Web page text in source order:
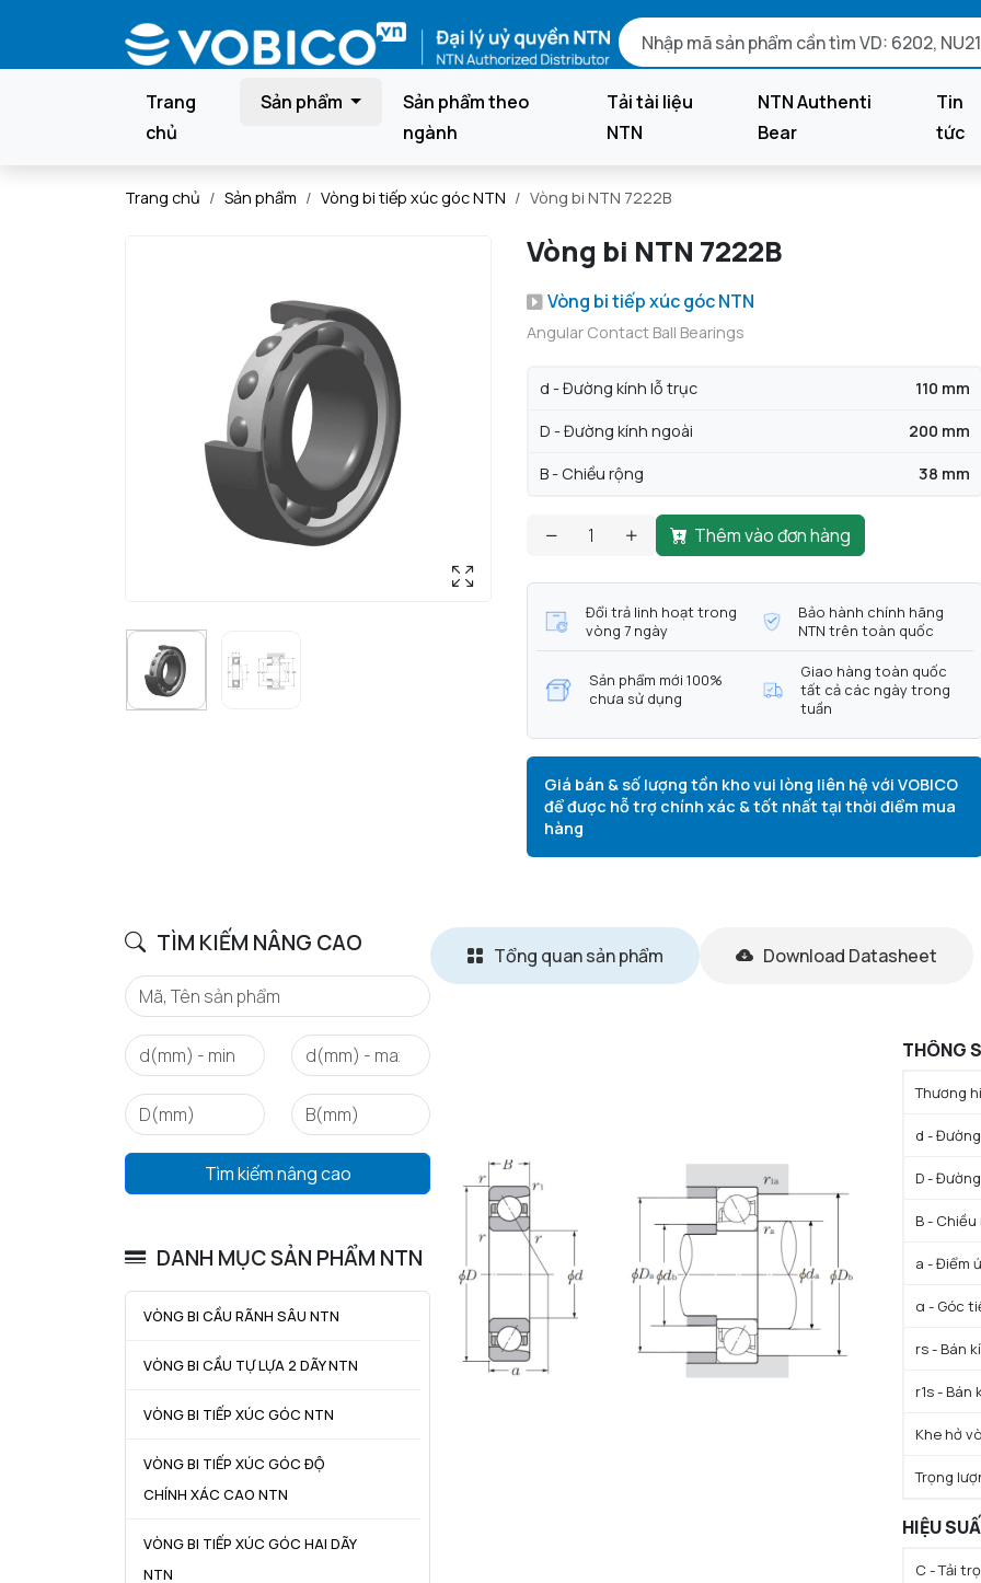
Trang
chủ
Sản phẩm
Sản phẩm theo
ngành
Tải tài liệu
NTN
NTN Authenti
Bear
Tin
tức
Trang chủ Sản phẩm Vòng bi tiếp xúc góc NTN Vòng bi NTN 7222B
Vòng bi NTN 7222B
Vòng bi tiếp xúc góc NTN
Angular Contact Ball Bearings
d - Đường kính lỗ trục 110 mm
D - Đường kính ngoài 200 mm
B - Chiều rộng 38 mm
Thêm vào đơn hàng
Đổi trả linh hoạt trong
vòng 7 ngày
Bảo hành chính hãng
NTN trên toàn quốc
Sản phẩm mới 100%
chưa sử dụng
Giao hàng toàn quốc
tất cả các ngày trong
tuần
Giá bán & số lượng tồn kho vui lòng liên hệ với VOBICO
để được hỗ trợ chính xác & tốt nhất tại thời điểm mua
hàng
TÌM KIẾM NÂNG CAO
Tìm kiếm nâng cao
DANH MỤC SẢN PHẨM NTN
VÒNG BI CẦU RÃNH SÂU NTN
VÒNG BI CẦU TỰ LỰA 2 DÃY NTN
VÒNG BI TIẾP XÚC GÓC NTN
VÒNG BI TIẾP XÚC GÓC ĐỘ
CHÍNH XÁC CAO NTN
VÒNG BI TIẾP XÚC GÓC HAI DÃY
NTN
Tổng quan sản phẩm Download Datasheet
THÔNG
Thương
d -
D -
B - Chiều
a - Điểm
α - Góc
rs - Bán
r1s -
Khe hở
Trọng
HIỆU
C - Tải